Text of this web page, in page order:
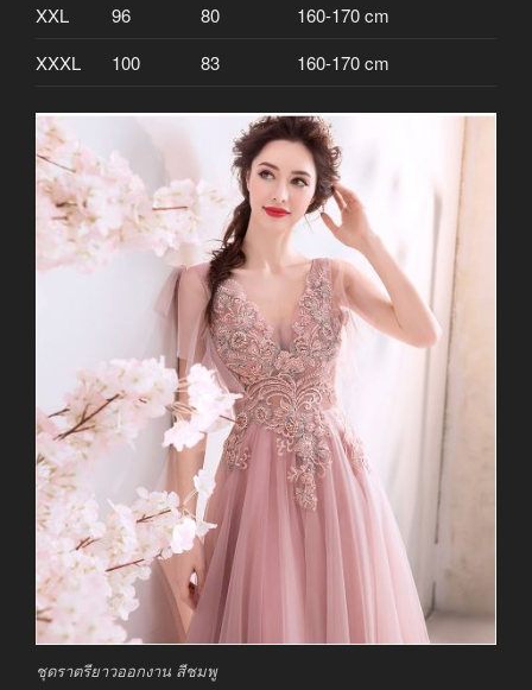
XXL
96 80
160-170 cm
XXXL
100 83 160-170 cm
ชุดราตรียาวออกงาน สีชมพู